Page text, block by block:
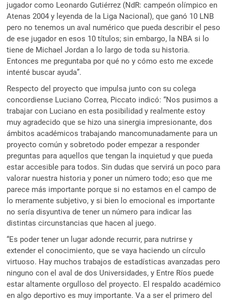
jugador como Leonardo Gutiérrez (NdR: campeón olímpico en
Atenas 2004 y leyenda de la Liga Nacional), que ganó 10 LNB
pero no tenemos un aval numérico que pueda describir el peso
de ese jugador en esos 10 títulos; sin embargo, la NBA si lo
tiene de Michael Jordan a lo largo de toda su historia.
Entonces me preguntaba por qué no y cómo esto me excede
intenté buscar ayuda”.
Respecto del proyecto que impulsa junto con su colega
concordiense Luciano Correa, Piccato indicó: “Nos pusimos a
trabajar con Luciano en esta posibilidad y realmente estoy
muy agradecido que se hizo una sinergia impresionante, dos
ámbitos académicos trabajando mancomunadamente para un
proyecto común y sobretodo poder empezar a responder
preguntas para aquellos que tengan la inquietud y que pueda
estar accesible para todos. Sin dudas que servirá un poco para
valorar nuestra historia y poner un número todo; eso que me
parece más importante porque si no estamos en el campo de
lo meramente subjetivo, y si bien lo emocional es importante
no sería disyuntiva de tener un número para indicar las
distintas circunstancias que hacen al juego.
“Es poder tener un lugar adonde recurrir, para nutrirse y
extender el conocimiento, que se vaya haciendo un círculo
virtuoso. Hay muchos trabajos de estadísticas avanzadas pero
ninguno con el aval de dos Universidades, y Entre Ríos puede
estar altamente orgulloso del proyecto. El respaldo académico
en algo deportivo es muy importante. Va a ser el primero del